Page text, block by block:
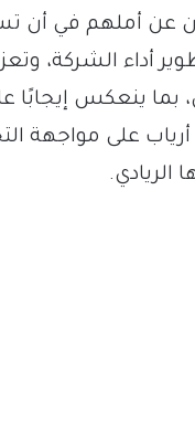
عن أملهم في أن
أداء الشركة،
بما ينعكس إيجابًا
على مواجهة
الريادي.